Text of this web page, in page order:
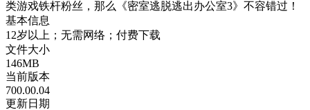
类游戏铁杆粉丝，那么《密室逃脱逃出办公室3》不容错过！
基本信息
12岁以上；无需网络；付费下载
文件大小
146MB
当前版本
700.00.04
更新日期